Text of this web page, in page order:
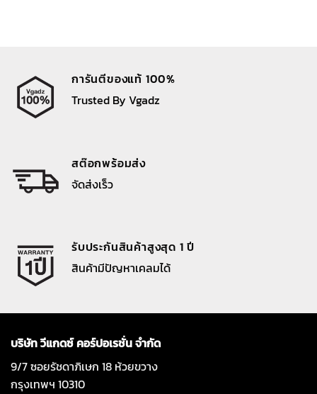
การันตีของแท้ 100%
Trusted By Vgadz
สต๊อกพร้อมส่ง
จัดส่งเร็ว
รับประกันสินค้าสูงสุด 1 ปี
สินค้ามีปัญหาเคลมได้
บริษัท วีแกดซ์ คอร์ปอเรชั่น จำกัด
9/7 ซอยรัชดาภิเษก 18 ห้วยขวาง
กรุงเทพฯ 10310